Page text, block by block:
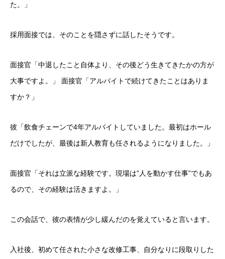
た。」
採用面接では、そのことを隠さずに話したそうです。
面接官「中退したこと自体より、その後どう生きてきたかの方が
大事ですよ。」 面接官「アルバイトで続けてきたことはありま
すか？」
彼「飲食チェーンで4年アルバイトしていました。最初はホール
だけでしたが、最後は新人教育も任されるようになりました。」
面接官「それは立派な経験です。現場は”人を動かす仕事”でもあ
るので、その経験は活きますよ。」
この会話で、彼の表情が少し緩んだのを覚えていると言います。
入社後、初めて任された小さな改修工事、自分なりに段取りした